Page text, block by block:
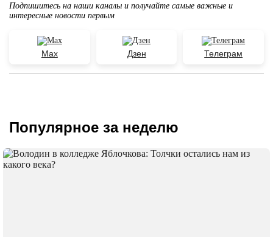
Подпишитесь на наши каналы и получайте самые важные и
интересные новости первым
Max Дзен Телеграм
Популярное за неделю